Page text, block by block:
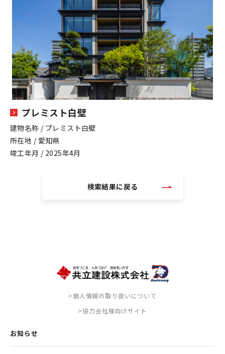
プレミスト白壁
建物名称 / プレミスト白壁
所在地 / 愛知県
竣工年月 / 2025年4月
検索結果に戻る
>個人情報の取り扱いについて
>協力会社様向けサイト
お知らせ